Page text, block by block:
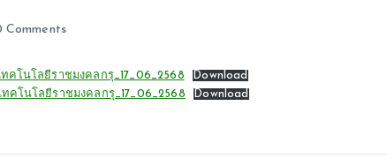
Comments
คโนโลยีราชมงคลกรุ_17_06_2568
Download
คโนโลยีราชมงคลกรุ_17_06_2568
Download